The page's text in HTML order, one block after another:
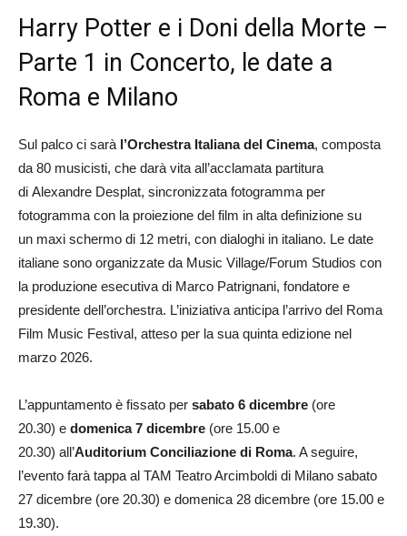
Harry Potter e i Doni della Morte –
Parte 1 in Concerto, le date a
Roma e Milano
Sul palco ci sarà l’Orchestra Italiana del Cinema, composta
da 80 musicisti, che darà vita all’acclamata partitura
di Alexandre Desplat, sincronizzata fotogramma per
fotogramma con la proiezione del film in alta definizione su
un maxi schermo di 12 metri, con dialoghi in italiano. Le date
italiane sono organizzate da Music Village/Forum Studios con
la produzione esecutiva di Marco Patrignani, fondatore e
presidente dell’orchestra. L’iniziativa anticipa l’arrivo del Roma
Film Music Festival, atteso per la sua quinta edizione nel
marzo 2026.
L’appuntamento è fissato per sabato 6 dicembre (ore
20.30) e domenica 7 dicembre (ore 15.00 e
20.30) all’Auditorium Conciliazione di Roma. A seguire,
l’evento farà tappa al TAM Teatro Arcimboldi di Milano sabato
27 dicembre (ore 20.30) e domenica 28 dicembre (ore 15.00 e
19.30).